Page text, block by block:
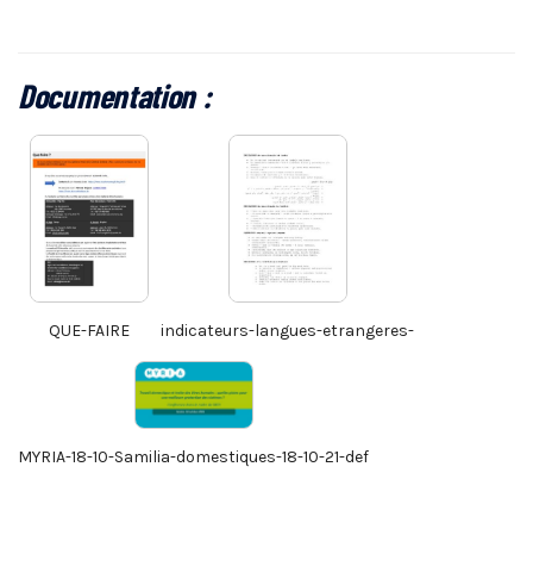
Documentation :
QUE-FAIRE indicateurs-langues-etrangeres-
MYRIA-18-10-Samilia-domestiques-18-10-21-def